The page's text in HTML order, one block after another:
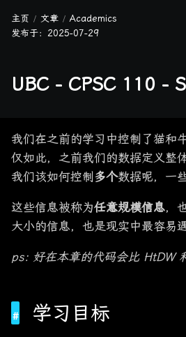
主页 文章
Academics
发布于： 2025-07-29
UBC - CPSC 110 -
我们在之前的学习中控制了猫和
仅如此，之前我们的数据定义整
我们该如何控制 多个数据呢，一
这些信息被称为任意规模信息，
大小的信息，也是现实中最容易
ps: 好在本章的代码会比 HtDW
学习目标